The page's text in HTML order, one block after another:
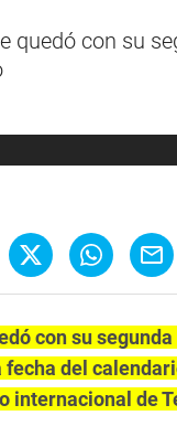
quedó con su
con su
fecha del
internacional de